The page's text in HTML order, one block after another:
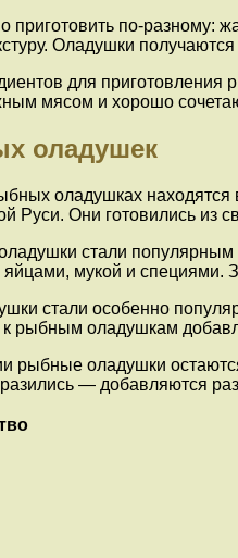
по-разному:
Оладушки
для приготовления
мясом и хорошо
оладушек
оладушках находятся
Руси. Они готовились из
стали
мукой и специями.
стали особенно
к рыбным оладушкам
рыбные оладушки
— добавляются